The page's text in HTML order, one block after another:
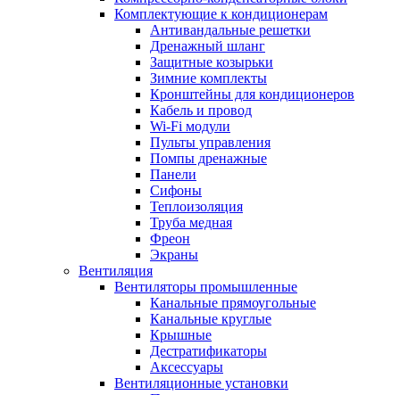
Комплектующие к кондиционерам
Антивандальные решетки
Дренажный шланг
Защитные козырьки
Зимние комплекты
Кронштейны для кондиционеров
Кабель и провод
Wi-Fi модули
Пульты управления
Помпы дренажные
Панели
Сифоны
Теплоизоляция
Труба медная
Фреон
Экраны
Вентиляция
Вентиляторы промышленные
Канальные прямоугольные
Канальные круглые
Крышные
Дестратификаторы
Аксессуары
Вентиляционные установки